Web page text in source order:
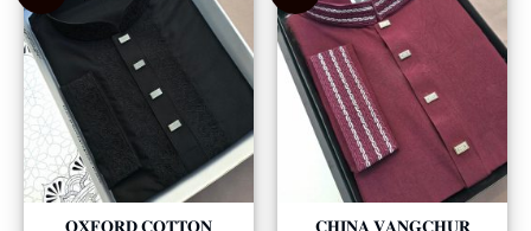
𝐎𝐗𝐅𝐎𝐑𝐃 𝐂𝐎𝐓𝐓𝐎𝐍
𝐂𝐇𝐈𝐍𝐀 𝐕𝐀𝐍𝐆𝐂𝐇𝐔𝐑